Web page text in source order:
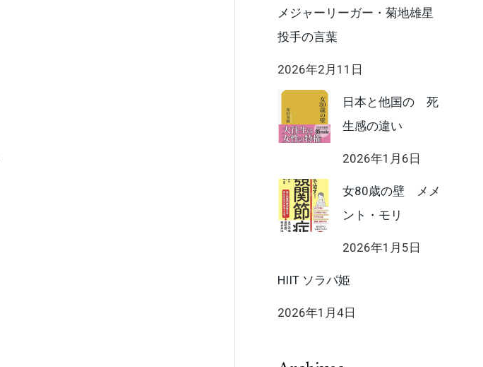
メジャーリーガー・菊地雄星
投手の言葉
2026年2月11日
日本と他国の 死
生感の違い
2026年1月6日
女80歳の壁 メメ
ント・モリ
2026年1月5日
HIIT ソラパ姫
2026年1月4日